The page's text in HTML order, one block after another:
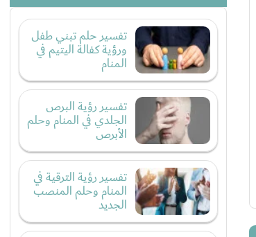
تفسير حلم تبني طفل
ورؤية كفالة اليتيم في
المنام
تفسير رؤية البرص
الجلدي في المنام وحلم
الأبرص
تفسير رؤية الترقية في
المنام وحلم المنصب
الجديد